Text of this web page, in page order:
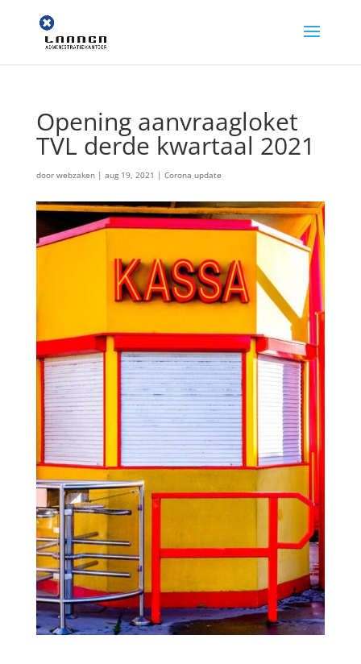
Opening aanvraagloket
TVL derde kwartaal 2021
door webzaken| aug 19, 2021 | Corona update